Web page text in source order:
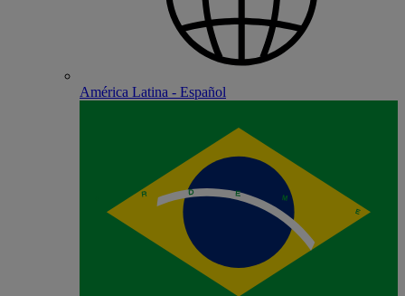
América Latina - Español